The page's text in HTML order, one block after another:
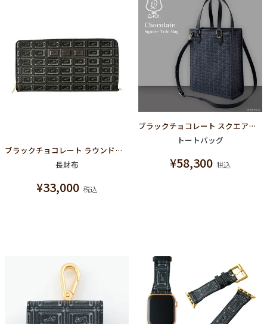
ブラックチョコレート ラウンドファスナーウォレット（財布）
長財布
¥33,000 税込
ブラックチョコレート スクエアトートバッグ
トートバッグ
¥58,300 税込